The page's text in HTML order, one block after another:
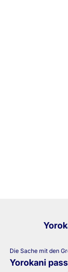
Die Sache mit den
Yorokani